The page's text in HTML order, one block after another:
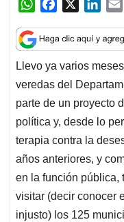
W
a
t
s
A
p
p
c
e
b
o
o
k
n
k
e
d
I
n
l
Llevo ya varios
veredas del
parte de un proyecto
política y, desde lo
terapia contra la
años anteriores, y
en la función pública,
visitar (decir conocer
injusto) los 125